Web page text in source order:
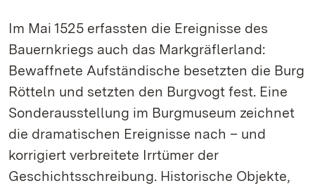
Im Mai 1525 erfassten die Ereignisse des
Bauernkriegs auch das Markgräflerland:
Bewaffnete Aufständische besetzten die Burg
Rötteln und setzten den Burgvogt fest. Eine
Sonderausstellung im Burgmuseum zeichnet
die dramatischen Ereignisse nach – und
korrigiert verbreitete Irrtümer der
Geschichtsschreibung. Historische Objekte,